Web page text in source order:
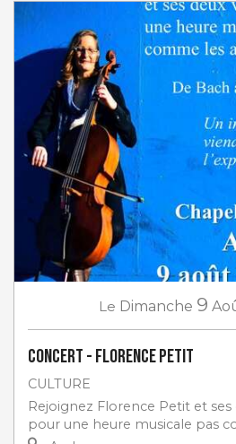
Le Dimanche 9
Concert - Florence Petit
CULTURE
Rejoignez Florence Petit et
pour une heure musicale pas